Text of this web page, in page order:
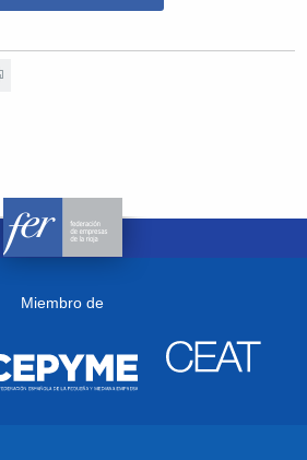
por Linkedin
por whatsapp
Imprimir
Miembro de